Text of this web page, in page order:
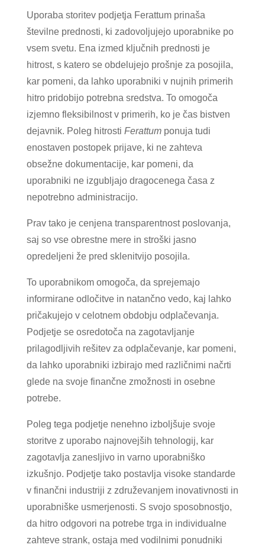
Uporaba storitev podjetja Ferattum prinaša
številne prednosti, ki zadovoljujejo uporabnike po
vsem svetu. Ena izmed ključnih prednosti je
hitrost, s katero se obdelujejo prošnje za posojila,
kar pomeni, da lahko uporabniki v nujnih primerih
hitro pridobijo potrebna sredstva. To omogoča
izjemno fleksibilnost v primerih, ko je čas bistven
dejavnik. Poleg hitrosti Ferattumponuja tudi
enostaven postopek prijave, ki ne zahteva
obsežne dokumentacije, kar pomeni, da
uporabniki ne izgubljajo dragocenega časa z
nepotrebno administracijo.
Prav tako je cenjena transparentnost poslovanja,
saj so vse obrestne mere in stroški jasno
opredeljeni že pred sklenitvijo posojila.
To uporabnikom omogoča, da sprejemajo
informirane odločitve in natančno vedo, kaj lahko
pričakujejo v celotnem obdobju odplačevanja.
Podjetje se osredotoča na zagotavljanje
prilagodljivih rešitev za odplačevanje, kar pomeni,
da lahko uporabniki izbirajo med različnimi načrti
glede na svoje finančne zmožnosti in osebne
potrebe.
Poleg tega podjetje nenehno izboljšuje svoje
storitve z uporabo najnovejših tehnologij, kar
zagotavlja zanesljivo in varno uporabniško
izkušnjo. Podjetje tako postavlja visoke standarde
v finančni industriji z združevanjem inovativnosti in
uporabniške usmerjenosti. S svojo sposobnostjo,
da hitro odgovori na potrebe trga in individualne
zahteve strank, ostaja med vodilnimi ponudniki